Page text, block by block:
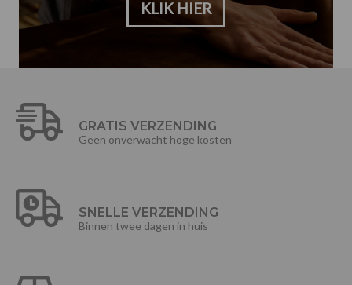
KLIK HIER
GRATIS VERZENDING
Geen onverwacht hoge kosten
SNELLE VERZENDING
Binnen twee dagen in huis